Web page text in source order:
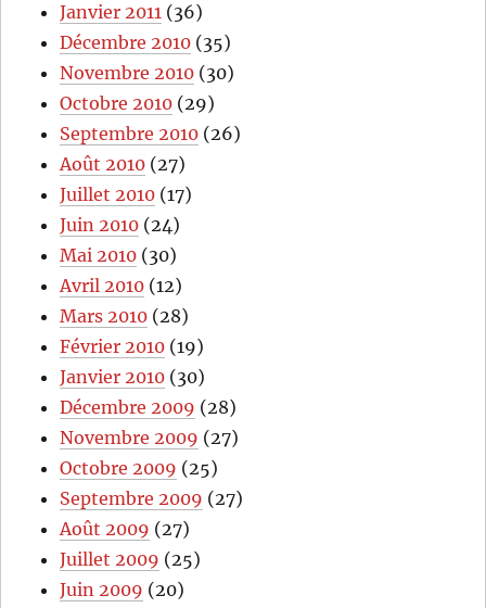
Janvier 2011 (36)
Décembre 2010 (35)
Novembre 2010 (30)
Octobre 2010 (29)
Septembre 2010 (26)
Août 2010 (27)
Juillet 2010 (17)
Juin 2010 (24)
Mai 2010 (30)
Avril 2010 (12)
Mars 2010 (28)
Février 2010 (19)
Janvier 2010 (30)
Décembre 2009 (28)
Novembre 2009 (27)
Octobre 2009 (25)
Septembre 2009 (27)
Août 2009 (27)
Juillet 2009 (25)
Juin 2009 (20)